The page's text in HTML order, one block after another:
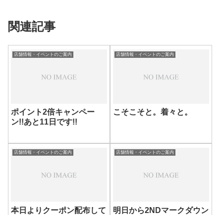
関連記事
店舗情報・イベントのご案内
ポイント2倍キャンペー
ン!!あと11日です!!
店舗情報・イベントのご案内
こそこそと。着々と。
店舗情報・イベントのご案内
本日よりクーポン配布して
店舗情報・イベントのご案内
明日から2NDマークダウン